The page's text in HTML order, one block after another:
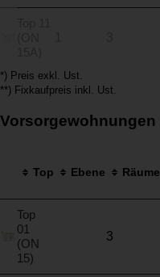
*) Preis exkl. Ust.
**) Fixkaufpreis inkl. Ust.
Vorsorgewohnungen
Top Ebene Räume
Top
01
(ON
15)
3